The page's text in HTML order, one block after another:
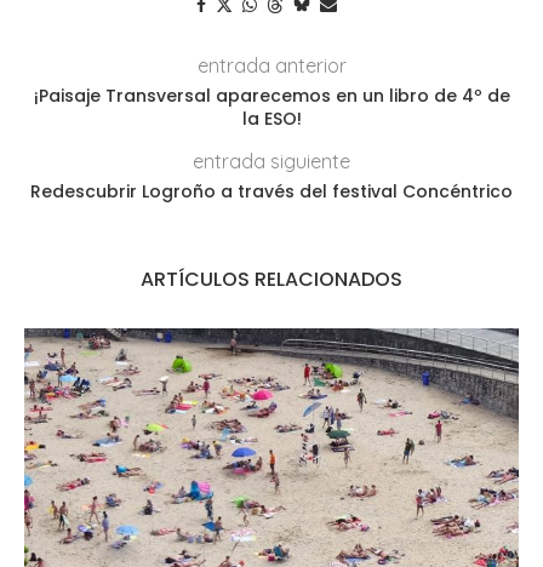
entrada anterior
¡Paisaje Transversal aparecemos en un libro de 4º de
la ESO!
entrada siguiente
Redescubrir Logroño a través del festival Concéntrico
ARTÍCULOS RELACIONADOS